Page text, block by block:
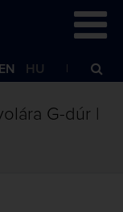
EN HU
G-dúr |